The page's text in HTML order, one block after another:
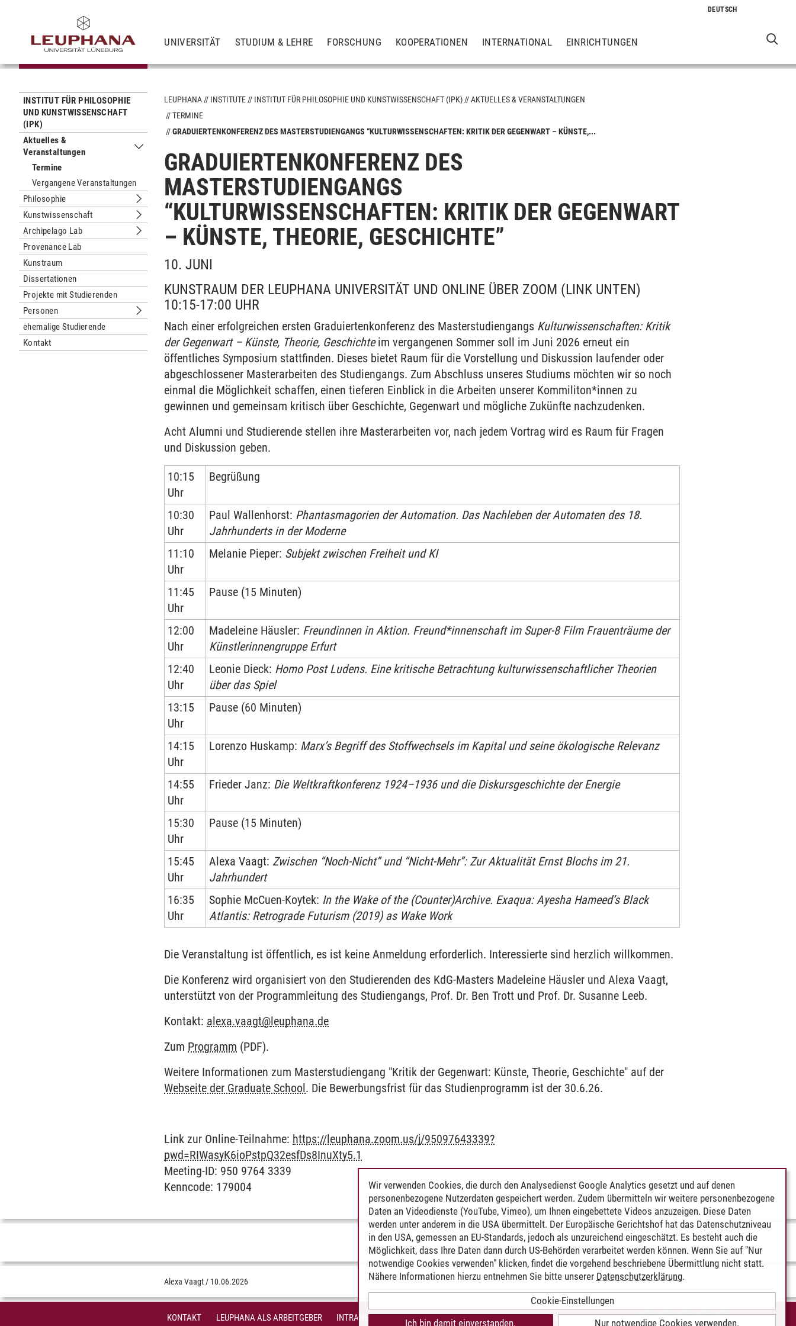
UNIVERSITÄT STUDIUM & LEHRE FORSCHUNG KOOPERATIONEN INTERNATIONAL EINRICHTUNGEN
INSTITUT FÜR PHILOSOPHIE
UND KUNSTWISSENSCHAFT
(IPK)
Aktuelles &
Veranstaltungen
Untermenu Aktuelles & Veranstaltungen
Termine
Vergangene Veranstaltungen
Philosophie
Untermenu Philosophie
Kunstwissenschaft
Untermenu Kunstwissenschaft
Archipelago Lab
Untermenu Archipelago Lab
Provenance Lab
Kunstraum
Dissertationen
Projekte mit Studierenden
Personen
Untermenu Personen
ehemalige Studierende
Kontakt
LEUPHANA INSTITUTE INSTITUT FÜR PHILOSOPHIE UND KUNSTWISSENSCHAFT (IPK)
AKTUELLES & VERANSTALTUNGEN
TERMINE
GRADUIERTENKONFERENZ DES MASTERSTUDIENGANGS “KULTURWISSENSCHAFTEN: KRITIK DER GEGENWART – KÜNSTE,...
GRADUIERTENKONFERENZ DES
MASTERSTUDIENGANGS
“KULTURWISSENSCHAFTEN: KRITIK DER GEGENWART
– KÜNSTE, THEORIE, GESCHICHTE”
10. JUNI
KUNSTRAUM DER LEUPHANA UNIVERSITÄT UND ONLINE ÜBER ZOOM (LINK UNTEN)
10:15-17:00 UHR
Nach einer erfolgreichen ersten Graduiertenkonferenz des Masterstudiengangs Kulturwissenschaften: Kritik
der Gegenwart – Künste, Theorie, Geschichteim vergangenen Sommer soll im Juni 2026 erneut ein
öffentliches Symposium stattfinden. Dieses bietet Raum für die Vorstellung und Diskussion laufender oder
abgeschlossener Masterarbeiten des Studiengangs. Zum Abschluss unseres Studiums möchten wir so noch
einmal die Möglichkeit schaffen, einen tieferen Einblick in die Arbeiten unserer Kommiliton*innen zu
gewinnen und gemeinsam kritisch über Geschichte, Gegenwart und mögliche Zukünfte nachzudenken.
Acht Alumni und Studierende stellen ihre Masterarbeiten vor, nach jedem Vortrag wird es Raum für Fragen
und Diskussion geben.
10:15
Uhr
Begrüßung
10:30
Uhr
Paul Wallenhorst: Phantasmagorien der Automation. Das Nachleben der Automaten des 18.
Jahrhunderts in der Moderne
11:10
Uhr
Melanie Pieper: Subjekt zwischen Freiheit und KI
11:45
Uhr
Pause (15 Minuten)
12:00
Uhr
Madeleine Häusler: Freundinnen in Aktion. Freund*innenschaft im Super-8 Film Frauenträume der
Künstlerinnengruppe Erfurt
12:40
Uhr
Leonie Dieck: Homo Post Ludens. Eine kritische Betrachtung kulturwissenschaftlicher Theorien
über das Spiel
13:15
Uhr
Pause (60 Minuten)
14:15
Uhr
Lorenzo Huskamp: Marx’s Begriff des Stoffwechsels im Kapital und seine ökologische Relevanz
14:55
Uhr
Frieder Janz: Die Weltkraftkonferenz 1924–1936 und die Diskursgeschichte der Energie
15:30
Uhr
Pause (15 Minuten)
15:45
Uhr
Alexa Vaagt: Zwischen “Noch-Nicht” und “Nicht-Mehr”: Zur Aktualität Ernst Blochs im 21.
Jahrhundert
16:35
Uhr
Sophie McCuen-Koytek: In the Wake of the (Counter)Archive. Exaqua: Ayesha Hameed’s Black
Atlantis: Retrograde Futurism (2019) as Wake Work
Die Veranstaltung ist öffentlich, es ist keine Anmeldung erforderlich. Interessierte sind herzlich willkommen.
Die Konferenz wird organisiert von den Studierenden des KdG-Masters Madeleine Häusler und Alexa Vaagt,
unterstützt von der Programmleitung des Studiengangs, Prof. Dr. Ben Trott und Prof. Dr. Susanne Leeb.
Kontakt: alexa.vaagt@leuphana.de
Zum Programm (PDF).
Weitere Informationen zum Masterstudiengang "Kritik der Gegenwart: Künste, Theorie, Geschichte" auf der
Webseite der Graduate School. Die Bewerbungsfrist für das Studienprogramm ist der 30.6.26.
Link zur Online-Teilnahme: https://leuphana.zoom.us/j/95097643339?
pwd=RIWasyK6ioPstpQ32esfDs8InuXty5.1
Meeting-ID: 950 9764 3339
Kenncode: 179004
Alexa Vaagt / 10.06.2026
KONTAKT LEUPHANA ALS ARBEITGEBER INTRANET IMPRESSUM DATENSCHUTZ BARRIEREFREIHEIT
Wir verwenden Cookies, die durch den Analysedienst Google Analytics gesetzt und auf denen
personenbezogene Nutzerdaten gespeichert werden. Zudem übermitteln wir weitere personenbezogene
Daten an Videodienste (YouTube, Vimeo), um Ihnen eingebettete Videos anzuzeigen. Diese Daten
werden unter anderem in die USA übermittelt. Der Europäische Gerichtshof hat das Datenschutzniveau
in den USA, gemessen an EU-Standards, jedoch als unzureichend eingeschätzt. Es besteht auch die
Möglichkeit, dass Ihre Daten dann durch US-Behörden verarbeitet werden können. Wenn Sie auf "Nur
notwendige Cookies verwenden" klicken, findet die vorgehend beschriebene Übermittlung nicht statt.
Nähere Informationen hierzu entnehmen Sie bitte unserer Datenschutzerklärung.
Cookie-Einstellungen
Nur notwendige Cookies verwenden.
Ich bin damit einverstanden.